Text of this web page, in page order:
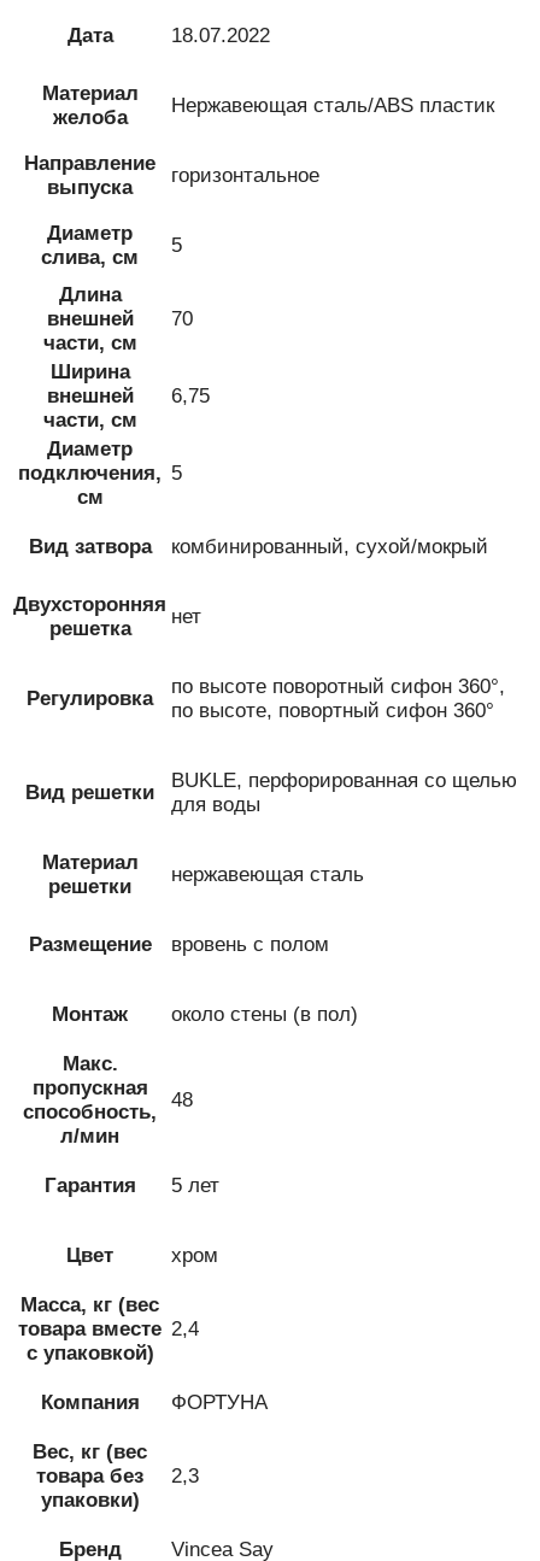
Дата 18.07.2022
Материал
желоба
Нержавеющая сталь/ABS пластик
Направление
выпуска
горизонтальное
Диаметр
слива, см
5
Длина
внешней
части, см
70
Ширина
внешней
части, см
6,75
Диаметр
подключения,
см
5
Вид затвора комбинированный, сухой/мокрый
Двухсторонняя
решетка
нет
Регулировка
по высоте поворотный сифон 360°,
по высоте, повортный сифон 360°
Вид решетки
BUKLE, перфорированная со щелью
для воды
Материал
решетки
нержавеющая сталь
Размещение вровень с полом
Монтаж около стены (в пол)
Макс.
пропускная
способность,
л/мин
48
Гарантия 5 лет
Цвет хром
Масса, кг (вес
товара вместе
с упаковкой)
2,4
Компания ФОРТУНА
Вес, кг (вес
товара без
упаковки)
2,3
Бренд Vincea Say